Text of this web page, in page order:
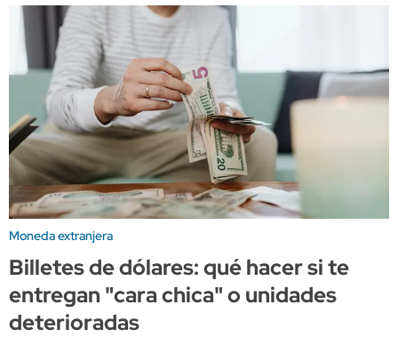
Moneda extranjera
Billetes de dólares: qué hacer si te
entregan "cara chica" o unidades
deterioradas